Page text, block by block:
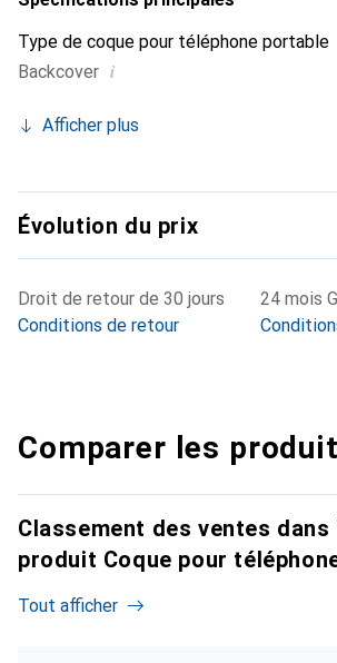
Type de coque pour téléphone portable
Backcover i
Afficher plus
Évolution du prix
Droit de retour de 30 jours
Conditions de retour
24 mois
Comparer les
Classement des ventes dans
produit Coque pour
Tout afficher